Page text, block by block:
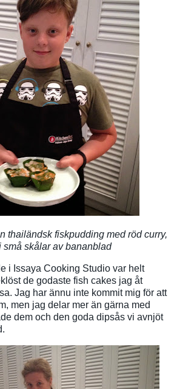
thailändsk fiskpudding med röd curry,
små skålar av bananblad
i Issaya Cooking Studio var helt
de godaste fish cakes jag åt
Jag har ännu inte kommit mig för att
men jag delar mer än gärna med
dem och den goda dipsås vi avnjöt